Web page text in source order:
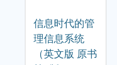
信息时代的管
理信息系统
（英文版 原书